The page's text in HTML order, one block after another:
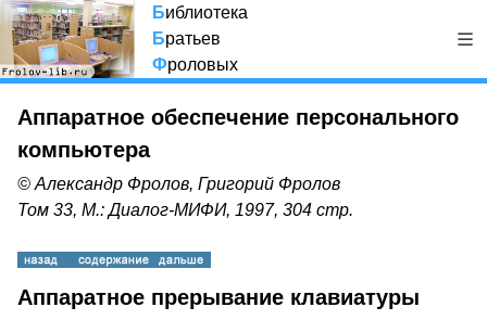
Библиотека
Братьев
Фроловых
Аппаратное обеспечение персонального
компьютера
© Александр Фролов, Григорий Фролов
Том 33, М.: Диалог-МИФИ, 1997, 304 стр.
Аппаратное прерывание клавиатуры